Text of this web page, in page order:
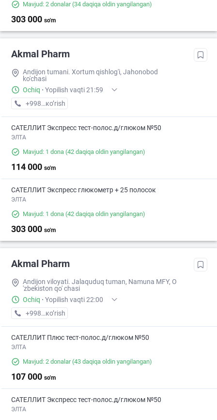
Mavjud: 2 donalar(34 daqiqa oldin yangilangan)
303 000 so'm
Akmal Pharm
Andijon tumani. Xortum qishlog'i, Jahonobod
ko'chasi
Ochiq · Yopilish vaqti 21:59
+998 (91) XXX-XX-XX
кo’rish
САТЕЛЛИТ Экспресс тест-полос.д/глюком №50
ЭЛТА
Mavjud: 1 dona (42 daqiqa oldin yangilangan)
114 000 so'm
САТЕЛЛИТ Экспресс глюкометр + 25 полосок
ЭЛТА
Mavjud: 1 dona (42 daqiqa oldin yangilangan)
303 000 so'm
Akmal Pharm
Andijon viloyati. Jalaquduq tuman, Namuna MFY, O
'zbekiston qo' chasi
Ochiq · Yopilish vaqti 22:00
+998 (90) XXX-XX-XX
кo’rish
САТЕЛЛИТ Плюс тест-полос.д/глюком №50
ЭЛТА
Mavjud: 2 donalar(43 daqiqa oldin yangilangan)
107 000 so'm
САТЕЛЛИТ Экспресс тест-полос.д/глюком №50
ЭЛТА